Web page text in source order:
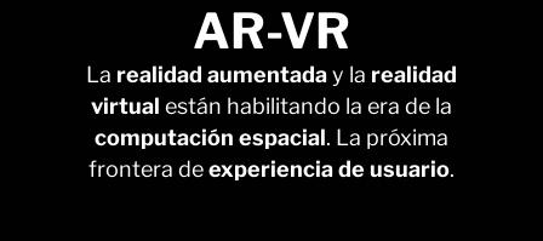
AR-VR
La realidad aumentaday la realidad
virtual están habilitando la era de la
computación espacial. La próxima
frontera deexperiencia de usuario.